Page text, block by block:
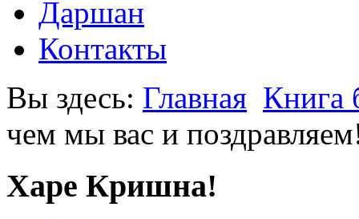
Даршан
Контакты
Вы здесь: Главная Книга
чем мы вас и
Харе Кришна!